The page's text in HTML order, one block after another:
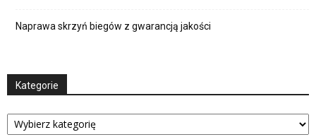
Naprawa skrzyń biegów z gwarancją jakości
Kategorie
Kategorie